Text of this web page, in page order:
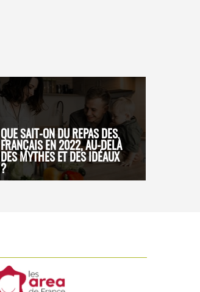
QUE SAIT-ON DU REPAS DES
FRANÇAIS EN 2022, AU-DELÀ
DES MYTHES ET DES IDÉAUX
?